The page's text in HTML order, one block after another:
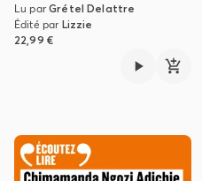
Lu parGrétel Delattre
Édité par Lizzie
22,99 €